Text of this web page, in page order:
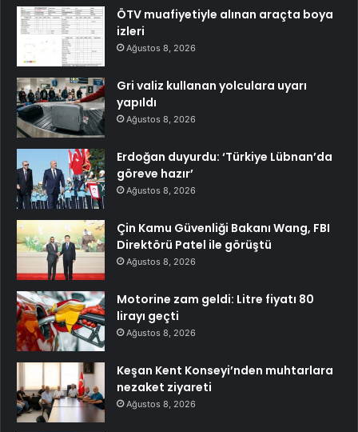
ÖTV muafiyetiyle alınan araçta boya
izleri
Ağustos 8, 2026
Gri valiz kullanan yolculara uyarı
yapıldı
Ağustos 8, 2026
Erdoğan duyurdu: ‘Türkiye Lübnan’da
göreve hazır’
Ağustos 8, 2026
Çin Kamu Güvenliği Bakanı Wang, FBI
Direktörü Patel ile görüştü
Ağustos 8, 2026
Motorine zam geldi: Litre fiyatı 80
lirayı geçti
Ağustos 8, 2026
Keşan Kent Konseyi’nden muhtarlara
nezaket ziyareti
Ağustos 8, 2026